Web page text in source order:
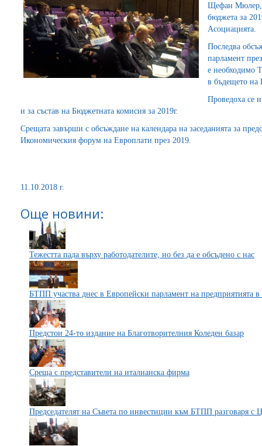
Щефан Мюлер,
бюджета за
Асоциацията.
Последва
парламент
е необходимо
в бъдещето на
Проведоха се
и за състав на Бюджетната комисия за 2019г.
Срещата завърши с обсъждане на календара на заседанията за
Икономическия форум на Европлати през 2019.
11.10.2018 г.
Още новини:
Тежестта пада върху работодателите, но без да е обсъдено с нас
БТПП участва днес в Европейски парламент на предприятията
Предстои 24-то издание на Благотворителния Коледен базар
Среща с представители на италианска фирма
Председателят на Съвета по инвестиции към БТПП разговаря с